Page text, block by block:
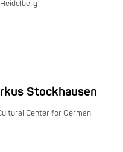
Stockhausen
Center for German